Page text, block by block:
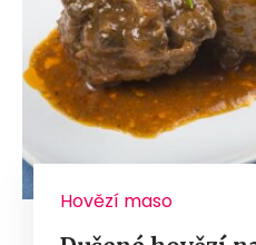
Hovězí maso